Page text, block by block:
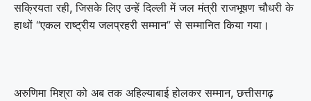
सक्रियता रही, जिसके लिए उन्हें दिल्ली में जल मंत्री राजभूषण चौधरी के
हाथों “एकल राष्ट्रीय जलप्रहरी सम्मान” से सम्मानित किया गया।
अरुणिमा मिश्रा को अब तक अहिल्याबाई होलकर सम्मान, छत्तीसगढ़